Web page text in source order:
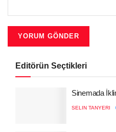
Editörün Seçtikleri
Sinemada
SELIN TANYERI